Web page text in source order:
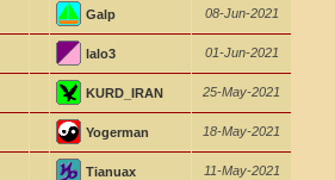
Galp 08-Jun-2021
lalo3 01-Jun-2021
KURD_IRAN 25-May-2021
Yogerman 18-May-2021
Tianuax 11-May-2021